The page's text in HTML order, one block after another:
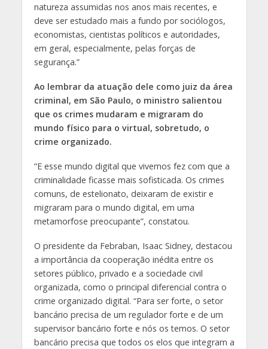
natureza assumidas nos anos mais recentes, e
deve ser estudado mais a fundo por sociólogos,
economistas, cientistas políticos e autoridades,
em geral, especialmente, pelas forças de
segurança.”
Ao lembrar da atuação dele como juiz da área
criminal, em São Paulo, o ministro salientou
que os crimes mudaram e migraram do
mundo físico para o virtual, sobretudo, o
crime organizado.
“E esse mundo digital que vivemos fez com que a
criminalidade ficasse mais sofisticada. Os crimes
comuns, de estelionato, deixaram de existir e
migraram para o mundo digital, em uma
metamorfose preocupante”, constatou.
O presidente da Febraban, Isaac Sidney, destacou
a importância da cooperação inédita entre os
setores público, privado e a sociedade civil
organizada, como o principal diferencial contra o
crime organizado digital. “Para ser forte, o setor
bancário precisa de um regulador forte e de um
supervisor bancário forte e nós os temos. O setor
bancário precisa que todos os elos que integram a